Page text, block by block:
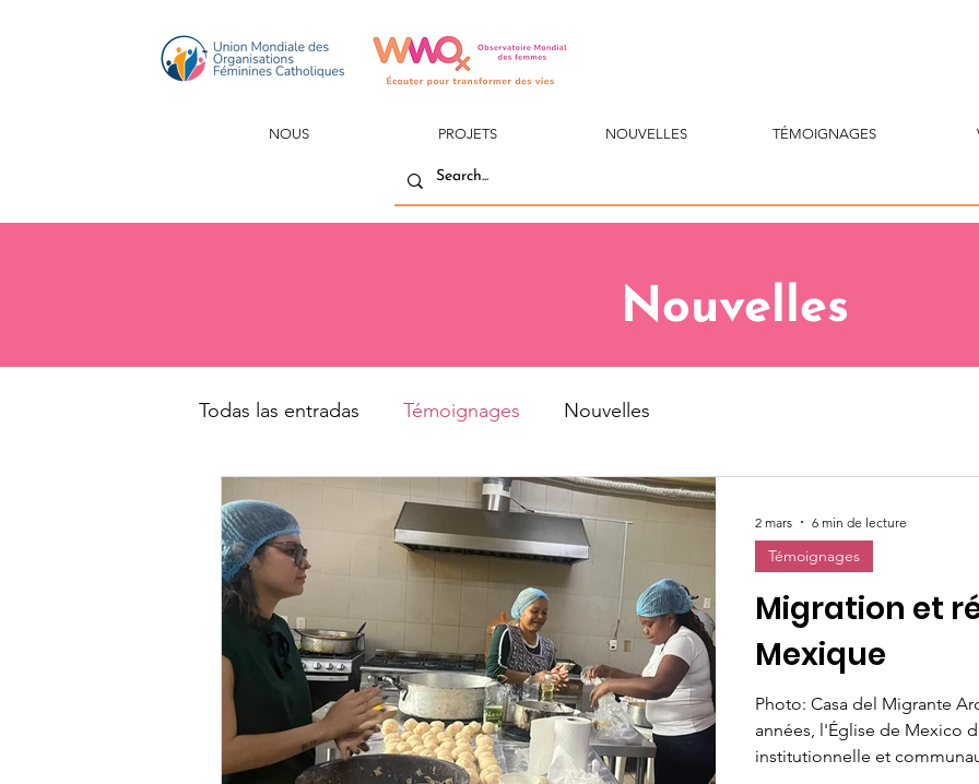
NOUS PROJETS NOUVELLES TÉMOIGNAGES
Nouvelles
Todas las entradas Témoignages Nouvelles
Migration et
Mexique
Photo: Casa del Migrante
années, l'Église de Mexico
institutionnelle et
Témoignages
2 mars 6 min de lecture